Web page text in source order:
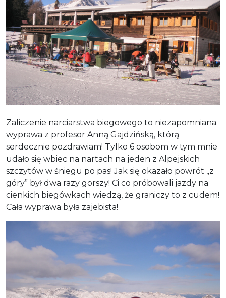
Zaliczenie narciarstwa biegowego to niezapomniana
wyprawa z profesor Anną Gajdzińską, którą
serdecznie pozdrawiam! Tylko 6 osobom w tym mnie
udało się wbiec na nartach na jeden z Alpejskich
szczytów w śniegu po pas! Jak się okazało powrót „z
góry” był dwa razy gorszy! Ci co próbowali jazdy na
cienkich biegówkach wiedzą, że graniczy to z cudem!
Cała wyprawa była zajebista!